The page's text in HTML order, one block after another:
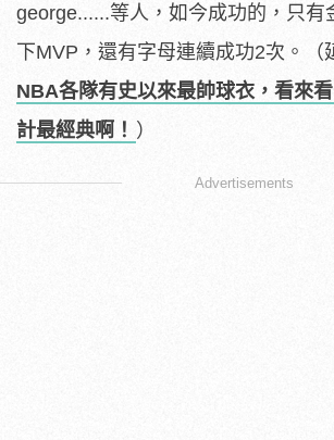
george......等人，如今成功的，只有
下MVP，還有字母連續成功2次。（
NBA各隊有史以來最帥球衣，看來
計最經典啊！ ）
Advertisements